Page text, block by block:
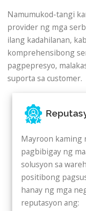
Namumukod-tangi
provider ng mga
ilang kadahilanan,
komprehensibong
pagpepresyo,
suporta sa customer.
Mayroon kaming
pagbibigay ng
solusyon sa
positibong
hanay ng mga
reputasyon ang: